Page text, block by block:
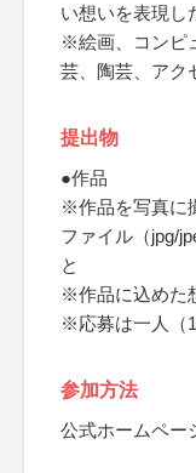
い想いを表現し
※絵画、コンピ
芸、陶芸、アク
提出物
●作品
※作品を写真に
ファイル（jpg/
と
※作品に込めた
※応募は一人（
参加方法
公式ホームペー